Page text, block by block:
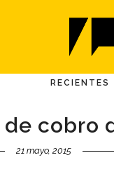
RECIENTES
cobro
21 mayo, 2015